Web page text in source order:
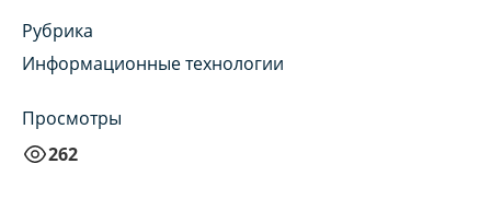
Рубрика
Информационные технологии
Просмотры
262